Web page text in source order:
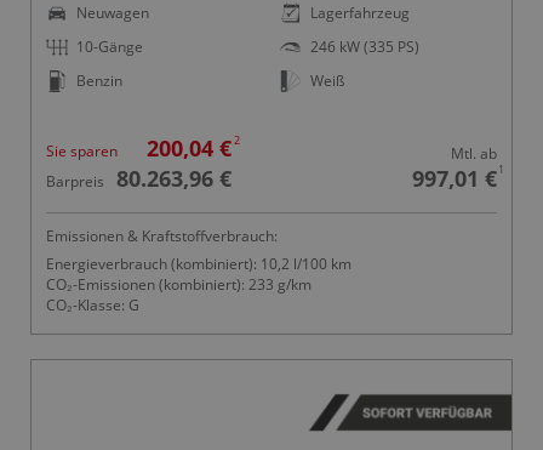
Neuwagen
10-Gänge
Benzin
Lagerfahrzeug
246 kW (335 PS)
Weiß
Sie sparen 200,04 €2
Barpreis 80.263,96 €
Mtl. ab
997,01 €1
Emissionen & Kraftstoffverbrauch:
Energieverbrauch (kombiniert): 10,2 l/100 km
CO₂-Emissionen (kombiniert): 233 g/km
CO₂-Klasse: G